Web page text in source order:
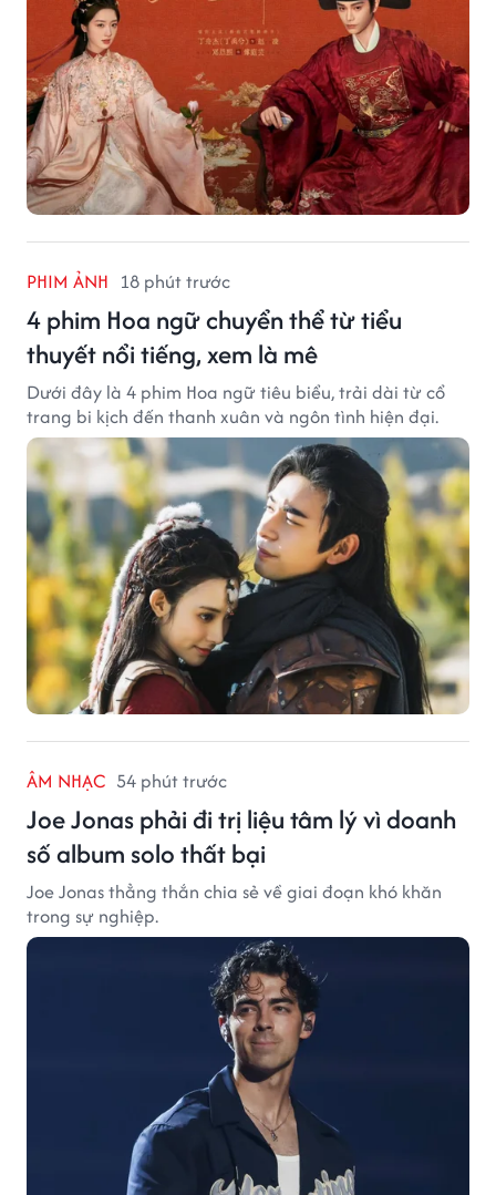
PHIM ẢNH 18 phút trước
4 phim Hoa ngữ chuyển thể từ tiểu
thuyết nổi tiếng, xem là mê
Dưới đây là 4 phim Hoa ngữ tiêu biểu, trải dài từ cổ
trang bi kịch đến thanh xuân và ngôn tình hiện đại.
ÂM NHẠC 54 phút trước
Joe Jonas phải đi trị liệu tâm lý vì doanh
số album solo thất bại
Joe Jonas thẳng thắn chia sẻ về giai đoạn khó khăn
trong sự nghiệp.